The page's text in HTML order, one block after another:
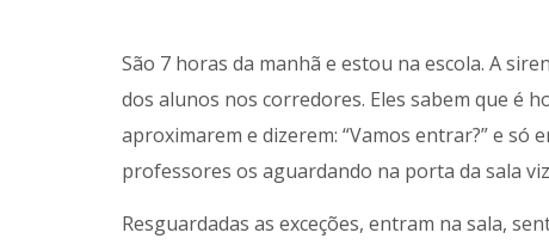
São 7 horas da manhã e estou na escola. A
dos alunos nos corredores. Eles sabem que é
aproximarem e dizerem: “Vamos entrar?” e só
professores os aguardando na porta da sala
Resguardadas as exceções, entram na sala,